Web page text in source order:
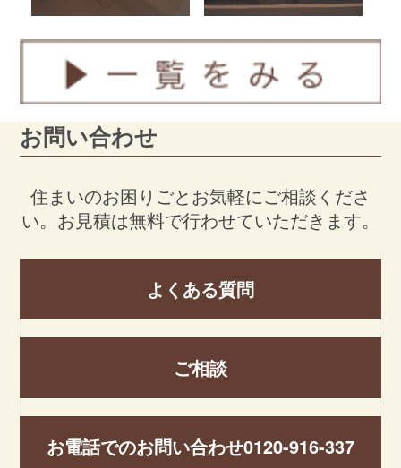
お問い合わせ
住まいのお困りごとお気軽にご相談くださ
い。 お見積は無料で行わせていただきます。
よくある質問
ご相談
お電話でのお問い合わせ0120-916-337